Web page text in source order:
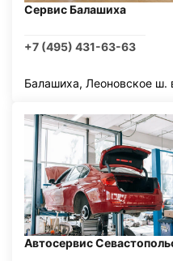
Сервис Балашиха
+7 (495) 431-63-63
Балашиха, Леоновское ш.
Автосервис